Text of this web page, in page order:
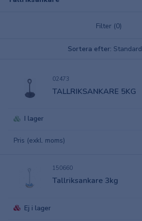
Filter (0)
Sortera efter: Standard
02473
TALLRIKSANKARE 5KG
I lager
Pris (exkl. moms)
150660
Tallriksankare 3kg
Ej i lager